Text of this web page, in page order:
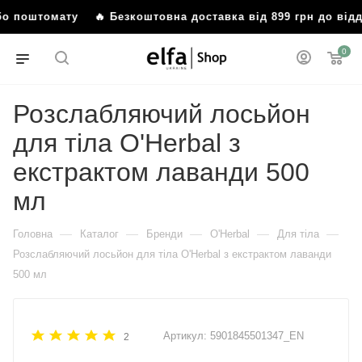
поштомату 🔥 Безкоштовна доставка від 899 грн до
0
Розслабляючий лосьйон
для тіла O'Herbal з
екстрактом лаванди 500
мл
Головна — Каталог — Бренди — O'Herbal — Для тіла —
Розслабляючий лосьйон для тіла O'Herbal з екстрактом лаванди
500 мл
2 Артикул: 5901845501347_EN